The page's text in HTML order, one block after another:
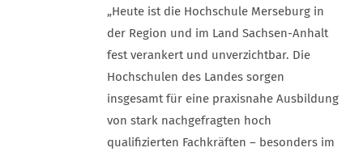
„Heute ist die Hochschule Merseburg in
der Region und im Land Sachsen-Anhalt
fest verankert und unverzichtbar. Die
Hochschulen des Landes sorgen
insgesamt für eine praxisnahe Ausbildung
von stark nachgefragten hoch
qualifizierten Fachkräften – besonders im